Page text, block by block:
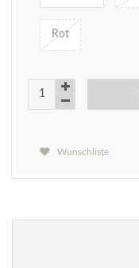
Rot
Wunschliste